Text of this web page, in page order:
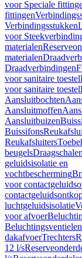
voor Speciale
fittingen
Verbindingsstukken
voor
materialen
materialen
Draadverbindingen
voor sanitaire
voor sanitaire
Aansluitbochten
Aansluitmoffen
Aansluitbuizen
Buissifons
Reukafsluiters
beugelsDraagschalen
geluidsisolatie en
vochtbescherming
voor
luchtgeluidsisolatie
voor afvoer
Beluchtingsventielen
dakafvoerTrechters
12 l/s